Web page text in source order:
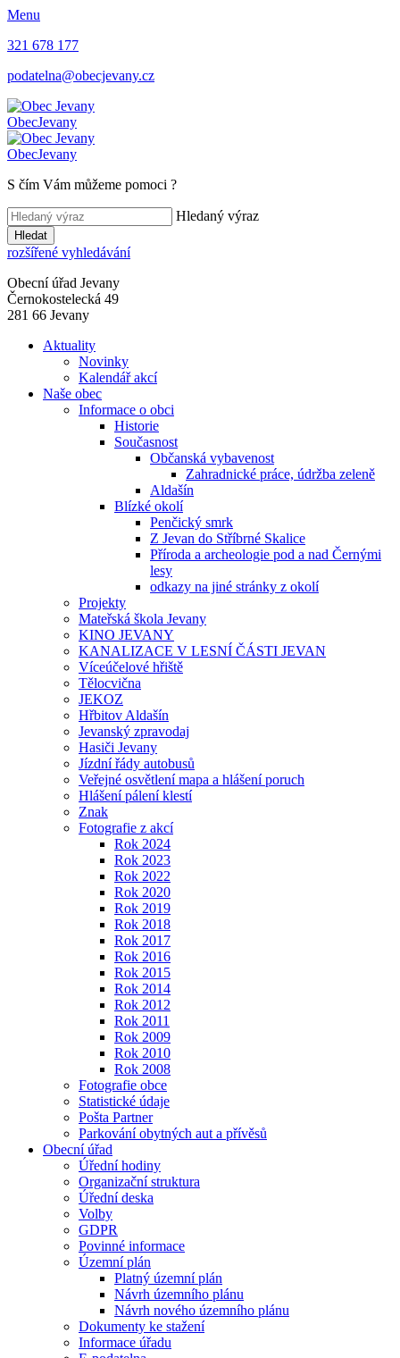
Menu
321 678 177
podatelna@obecjevany.cz
ObecJevany
ObecJevany
S čím Vám můžeme pomoci ?
Hledaný výraz
Hledat
rozšířené vyhledávání
Obecní úřad Jevany
Černokostelecká 49
281 66 Jevany
Aktuality
Novinky
Kalendář akcí
Naše obec
Informace o obci
Historie
Současnost
Občanská vybavenost
Zahradnické práce, údržba zeleně
Aldašín
Blízké okolí
Penčický smrk
Z Jevan do Stříbrné Skalice
Příroda a archeologie pod a nad Černými
lesy
odkazy na jiné stránky z okolí
Projekty
Mateřská škola Jevany
KINO JEVANY
KANALIZACE V LESNÍ ČÁSTI JEVAN
Víceúčelové hřiště
Tělocvična
JEKOZ
Hřbitov Aldašín
Jevanský zpravodaj
Hasiči Jevany
Jízdní řády autobusů
Veřejné osvětlení mapa a hlášení poruch
Hlášení pálení klestí
Znak
Fotografie z akcí
Rok 2024
Rok 2023
Rok 2022
Rok 2020
Rok 2019
Rok 2018
Rok 2017
Rok 2016
Rok 2015
Rok 2014
Rok 2012
Rok 2011
Rok 2009
Rok 2010
Rok 2008
Fotografie obce
Statistické údaje
Pošta Partner
Parkování obytných aut a přívěsů
Obecní úřad
Úřední hodiny
Organizační struktura
Úřední deska
Volby
GDPR
Povinné informace
Územní plán
Platný územní plán
Návrh územního plánu
Návrh nového územního plánu
Dokumenty ke stažení
Informace úřadu